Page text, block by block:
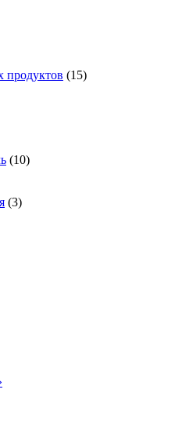
продуктов (15)
(10)
(3)